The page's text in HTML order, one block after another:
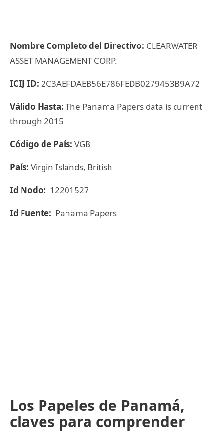
Nombre Completo del Directivo: CLEARWATER
ASSET MANAGEMENT CORP.
ICIJ ID: 2C3AEFDAEB56E786FEDB0279453B9A72
Válido Hasta: The Panama Papers data is current
through 2015
Código de País: VGB
País: Virgin Islands, British
Id Nodo: 12201527
Id Fuente: Panama Papers
Los Papeles de Panamá,
claves para comprender